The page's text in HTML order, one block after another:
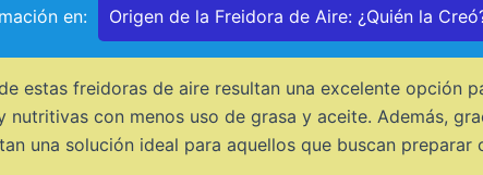
en: Origen de la Freidora de Aire: ¿Quién la
estas freidoras de aire resultan una excelente opción
nutritivas con menos uso de grasa y aceite. Además,
una solución ideal para aquellos que buscan preparar